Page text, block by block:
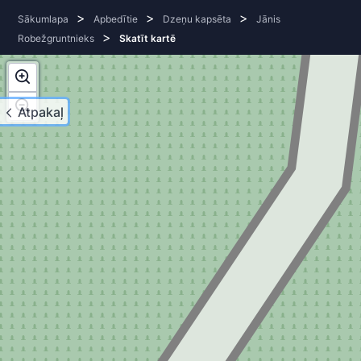
Atpakaļ
Sākumlapa > Apbedītie > Dzeņu kapsēta >
Jānis
Robežgruntnieks
> Skatīt kartē